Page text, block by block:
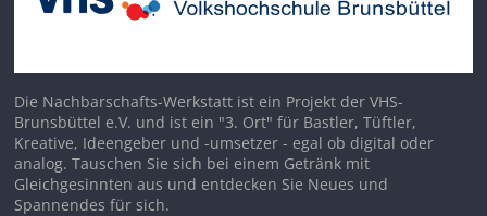
Die Nachbarschafts-Werkstatt ist ein Projekt der VHS-
Brunsbüttel e.V. und ist ein "3. Ort" für Bastler, Tüftler,
Kreative, Ideengeber und -umsetzer - egal ob digital oder
analog. Tauschen Sie sich bei einem Getränk mit
Gleichgesinnten aus und entdecken Sie Neues und
Spannendes für sich.